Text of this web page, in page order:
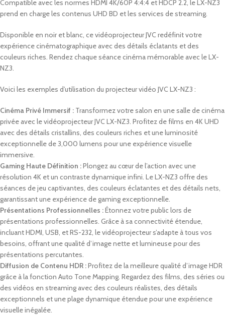
Compatible avec les normes HDMI 4K/60P 4:4:4 et HDCP 2.2, le LX-NZ3
prend en charge les contenus UHD BD et les services de streaming.
Disponible en noir et blanc, ce vidéoprojecteur JVC redéfinit votre
expérience cinématographique avec des détails éclatants et des
couleurs riches. Rendez chaque séance cinéma mémorable avec le LX-
NZ3.
Voici les exemples d’utilisation du projecteur vidéo JVC LX-NZ3 :
Cinéma Privé Immersif : Transformez votre salon en une salle de cinéma
privée avec le vidéoprojecteur JVC LX-NZ3. Profitez de films en 4K UHD
avec des détails cristallins, des couleurs riches et une luminosité
exceptionnelle de 3,000 lumens pour une expérience visuelle
immersive.
Gaming Haute Définition :Plongez au cœur de l’action avec une
résolution 4K et un contraste dynamique infini. Le LX-NZ3 offre des
séances de jeu captivantes, des couleurs éclatantes et des détails nets,
garantissant une expérience de gaming exceptionnelle.
Présentations Professionnelles :Étonnez votre public lors de
présentations professionnelles. Grâce à sa connectivité étendue,
incluant HDMI, USB, et RS-232, le vidéoprojecteur s’adapte à tous vos
besoins, offrant une qualité d’image nette et lumineuse pour des
présentations percutantes.
Diffusion de Contenu HDR :Profitez de la meilleure qualité d’image HDR
grâce à la fonction Auto Tone Mapping. Regardez des films, des séries ou
des vidéos en streaming avec des couleurs réalistes, des détails
exceptionnels et une plage dynamique étendue pour une expérience
visuelle inégalée.